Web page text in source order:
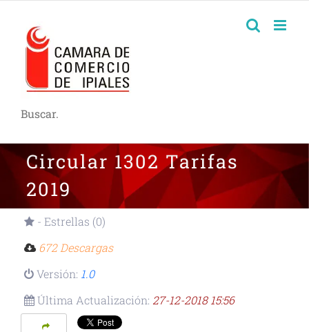
Buscar.
Circular 1302 Tarifas
2019
- Estrellas (0)
672 Descargas
Versión: 1.0
Última Actualización: 27-12-2018 15:56